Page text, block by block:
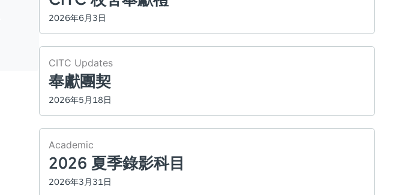
2026年6月3日
CITC Updates
奉獻團契
2026年5月18日
Academic
2026 夏季錄影科目
2026年3月31日